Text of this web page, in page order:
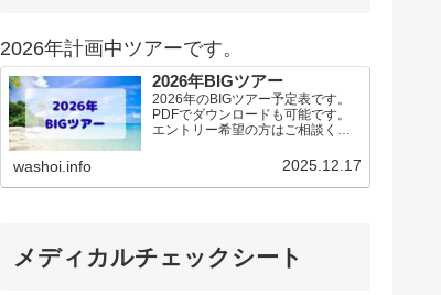
2026年計画中ツアーです。
2026年BIGツアー
2026年のBIGツアー予定表です。
PDFでダウンロードも可能です。
エントリー希望の方はご相談くだ
より変動ありますので、ご確認く
新）ダウンロードPDFでアップロ
washoi.info 2025.12.17
メディカルチェックシート